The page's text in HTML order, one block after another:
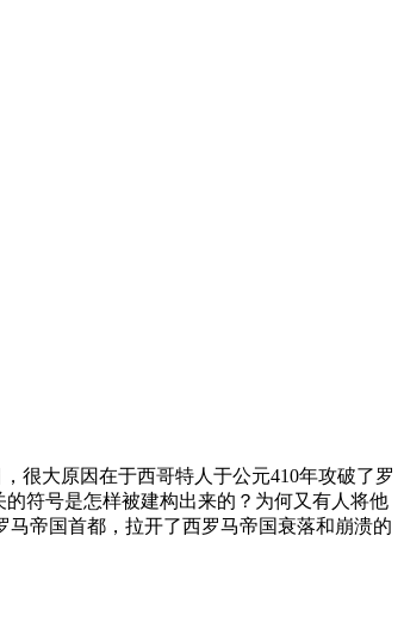
很大原因在于西哥特人于公元410年攻破了罗
符号是怎样被建构出来的？为何又有人将他
帝国首都，拉开了西罗马帝国衰落和崩溃的